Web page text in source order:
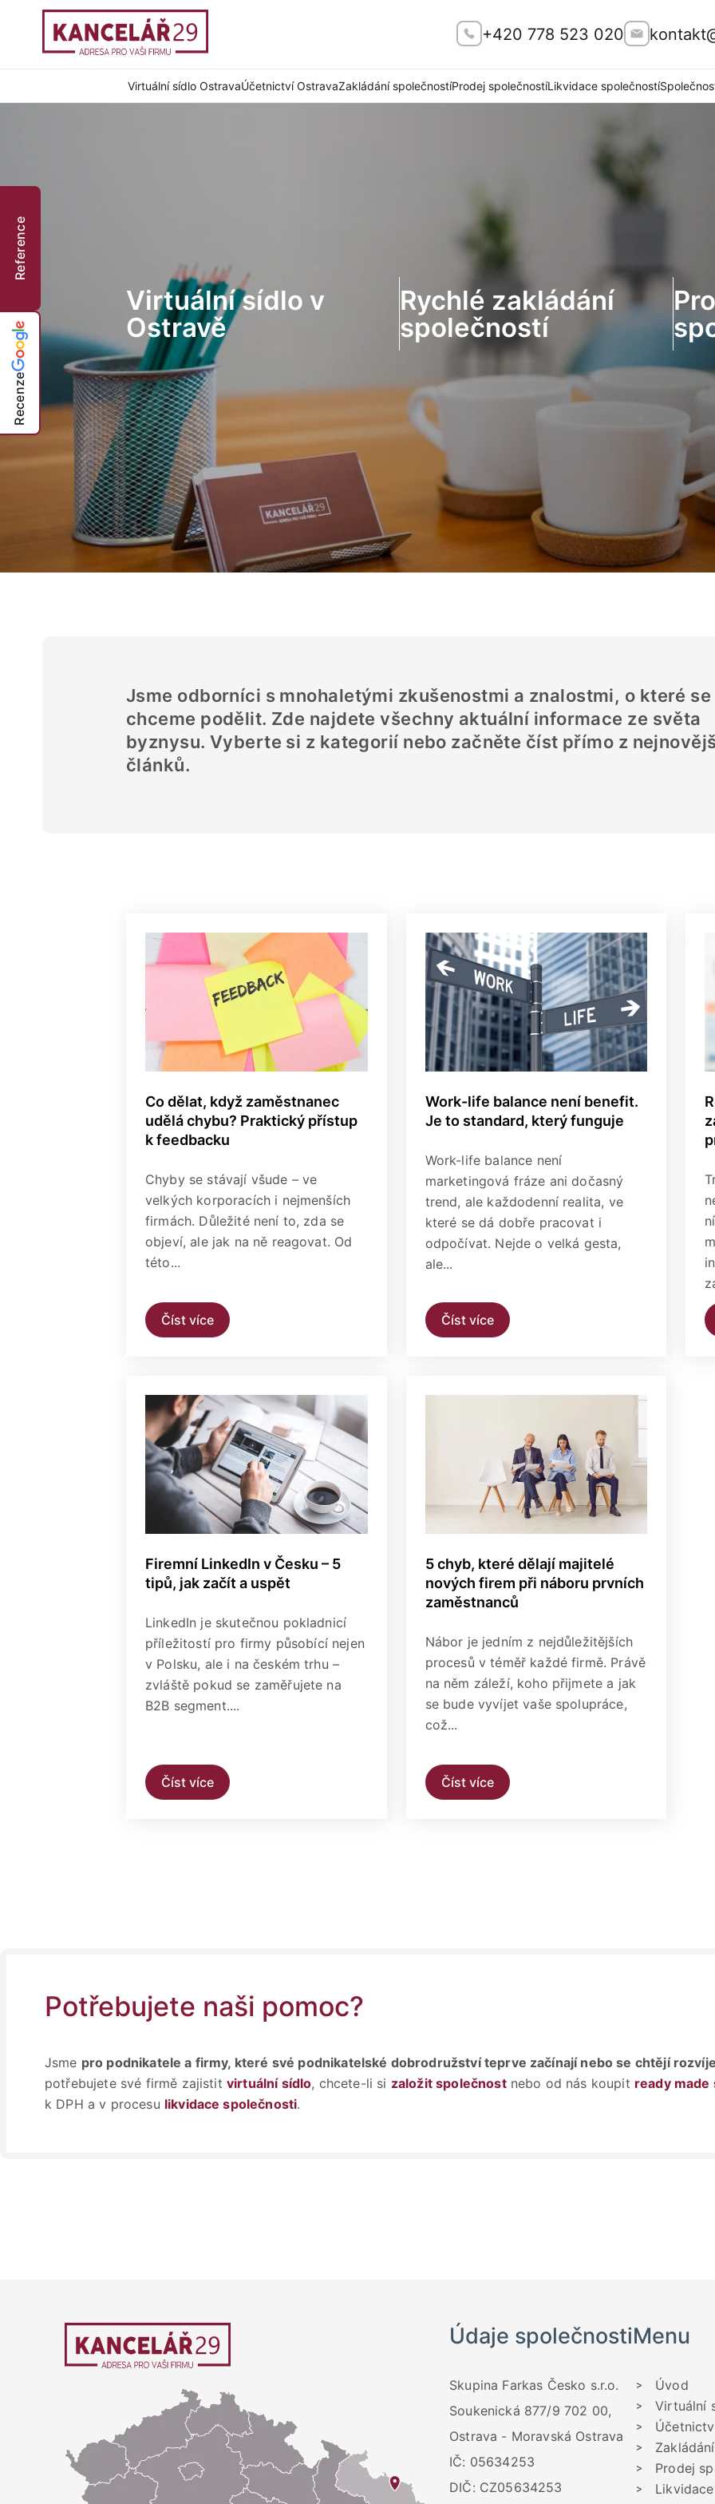
+420 778 523 020
Virtuální sídlo OstravaÚčetnictví OstravaZakládání společnostíProdej společnostíLikvidace společností
Reference
Recenze
Virtuální sídlo v
Ostravě
Rychlé zakládání
společností
Jsme odborníci s mnohaletými zkušenostmi a znalostmi, o které se
chceme podělit. Zde najdete všechny aktuální informace ze světa
byznysu. Vyberte si z kategorií nebo začněte číst přímo z
článků.
Co dělat, když zaměstnanec
udělá chybu? Praktický přístup
k feedbacku
Chyby se stávají všude – ve
velkých korporacích i nejmenších
firmách. Důležité není to, zda se
objeví, ale jak na ně reagovat. Od
této...
Číst více
Work-life balance není benefit.
Je to standard, který funguje
Work-life balance není
marketingová fráze ani dočasný
trend, ale každodenní realita, ve
které se dá dobře pracovat i
odpočívat. Nejde o velká gesta,
ale...
Číst více
Firemní LinkedIn v Česku – 5
tipů, jak začít a uspět
LinkedIn je skutečnou pokladnicí
příležitostí pro firmy působící nejen
v Polsku, ale i na českém trhu –
zvláště pokud se zaměřujete na
B2B segment....
Číst více
5 chyb, které dělají majitelé
nových firem při náboru prvních
zaměstnanců
Nábor je jedním z nejdůležitějších
procesů v téměř každé firmě. Právě
na něm záleží, koho přijmete a jak
se bude vyvíjet vaše spolupráce,
což...
Číst více
Potřebujete naši pomoc?
Jsme pro podnikatele a firmy, které své podnikatelské dobrodružství teprve začínají nebo se chtějí
potřebujete své firmě zajistit virtuální sídlo, chcete-li si založit společnostnebo od nás koupit ready
k DPH a v procesu likvidace společnosti.
Údaje společnosti
Skupina Farkas Česko s.r.o.
Soukenická 877/9 702 00,
Ostrava - Moravská Ostrava
IČ: 05634253
DIČ: CZ05634253
Menu
Úvod
Virtuální
Prodej